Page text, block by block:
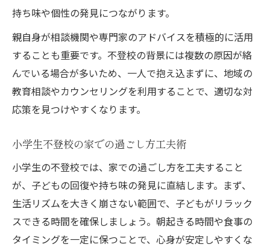
家の中で見つける不登校児の得意分野とは
観察で気づく不登校の子の隠れた能力
気持ちを理解し合う家庭作りの秘訣
不登校の子の気持ちを受け止める家族の姿
勢
共感が生む不登校児の安心できる環境づく
家庭内コミュニケーションが不登校回復の
鍵
不登校小学生の気持ちを察する日常の工夫
親の理解が不登校サポートに役立つ理由
ゲームや創作活動で育む自信回復術
持ち味や個性の発見につながります。
親自身が相談機関や専門家のアドバイスを積極的に活用
することも重要です。不登校の背景には複数の原因が絡
んでいる場合が多いため、一人で抱え込まずに、地域の
教育相談やカウンセリングを利用することで、適切な対
応策を見つけやすくなります。
小学生不登校の家での過ごし方工夫術
小学生の不登校では、家での過ごし方を工夫すること
が、子どもの回復や持ち味の発見に直結します。まず、
生活リズムを大きく崩さない範囲で、子どもがリラック
スできる時間を確保しましょう。朝起きる時間や食事の
タイミングを一定に保つことで、心身が安定しやすくな